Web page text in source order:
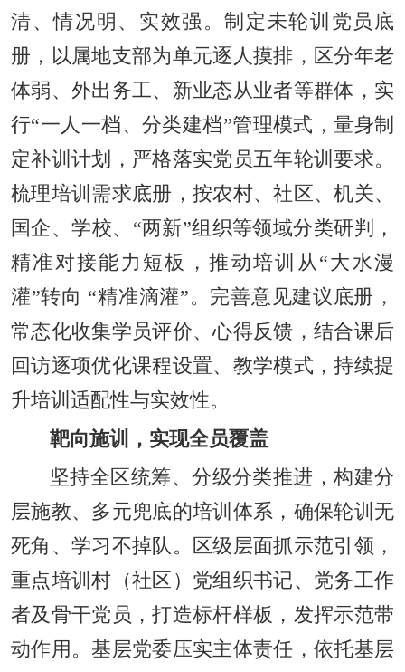
清、情况明、实效强。制定未轮训党员底
册，以属地支部为单元逐人摸排，区分年老
体弱、外出务工、新业态从业者等群体，实
行“一人一档、分类建档”管理模式，量身制
定补训计划，严格落实党员五年轮训要求。
梳理培训需求底册，按农村、社区、机关、
国企、学校、“两新”组织等领域分类研判，
精准对接能力短板，推动培训从“大水漫
灌”转向 “精准滴灌”。完善意见建议底册，
常态化收集学员评价、心得反馈，结合课后
回访逐项优化课程设置、教学模式，持续提
升培训适配性与实效性。
靶向施训，实现全员覆盖
坚持全区统筹、分级分类推进，构建分
层施教、多元兜底的培训体系，确保轮训无
死角、学习不掉队。区级层面抓示范引领，
重点培训村（社区）党组织书记、党务工作
者及骨干党员，打造标杆样板，发挥示范带
动作用。基层党委压实主体责任，依托基层